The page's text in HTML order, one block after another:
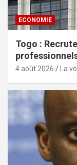
ECONOMIE
Togo :
4 août 2026 La